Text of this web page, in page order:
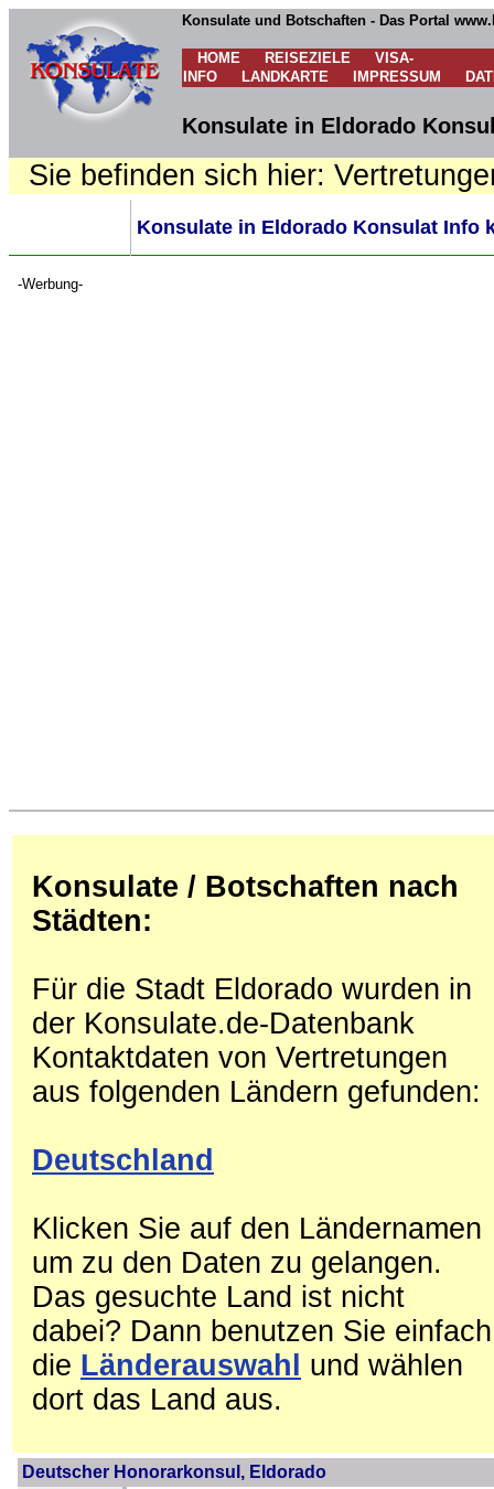
Konsulate und Botschaften - Das Portal
HOME REISEZIELE
VISA-
INFO
LANDKARTE IMPRESSUM
Konsulate in Eldorado
Sie befinden sich hier:
Konsulate in Eldorado Konsulat Info
-Werbung-
Konsulate / Botschaften nach
Städten:
Für die Stadt Eldorado wurden in
der Konsulate.de-Datenbank
Kontaktdaten von Vertretungen
aus folgenden Ländern gefunden:
Deutschland
Klicken Sie auf den Ländernamen
um zu den Daten zu gelangen.
Das gesuchte Land ist nicht
dabei? Dann benutzen Sie einfach
die Länderauswahl
und wählen
dort das Land aus.
Deutscher Honorarkonsul, Eldorado